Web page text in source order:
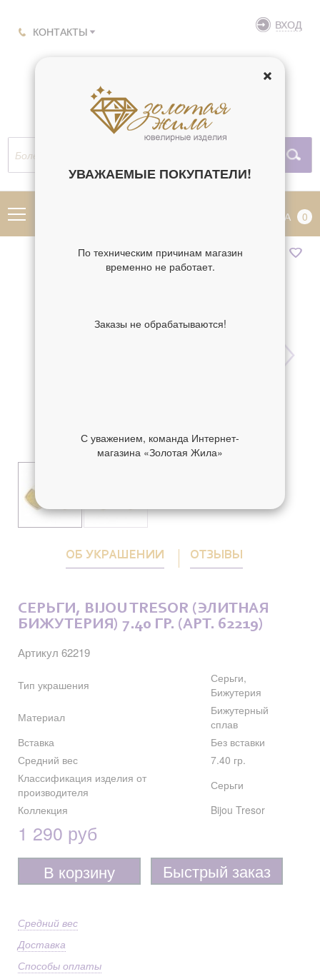
КОНТАКТЫ ВХОД
КОРЗИНА 0
ОБ УКРАШЕНИИ ОТЗЫВЫ
СЕРЬГИ, BIJOU TRESOR (ЭЛИТНАЯ
БИЖУТЕРИЯ) 7.40 ГР. (АРТ. 62219)
Артикул 62219
Тип украшения
Серьги,
Бижутерия
Материал
Бижутерный
сплав
Вставка
Без вставки
Средний вес
7.40 гр.
Классификация изделия от
производителя
Серьги
Коллекция
Bijou Tresor
1 290 руб
В корзину Быстрый заказ
Средний вес
Доставка
Способы оплаты
УВАЖАЕМЫЕ ПОКУПАТЕЛИ!
По техническим причинам магазин
временно не работает.
Заказы не обрабатываются!
С уважением, команда Интернет-
магазина «Золотая Жила»